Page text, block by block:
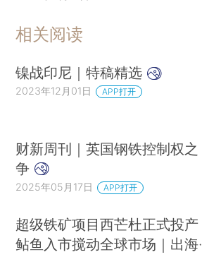
相关阅读
镍战印尼｜特稿精选
2023年12月01日 APP打开
财新周刊｜英国钢铁控制权之
争
2025年05月17日 APP打开
超级铁矿项目西芒杜正式投产
鲇鱼入市搅动全球市场｜出海·